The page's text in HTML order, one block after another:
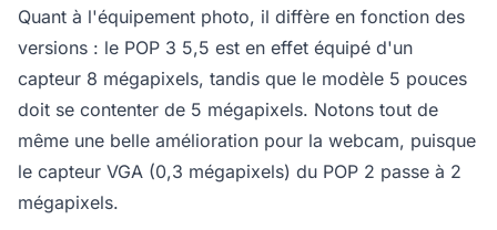
Quant à l'équipement photo, il diffère en fonction des
versions : le POP 3 5,5 est en effet équipé d'un
capteur 8 mégapixels, tandis que le modèle 5 pouces
doit se contenter de 5 mégapixels. Notons tout de
même une belle amélioration pour la webcam, puisque
le capteur VGA (0,3 mégapixels) du POP 2 passe à 2
mégapixels.